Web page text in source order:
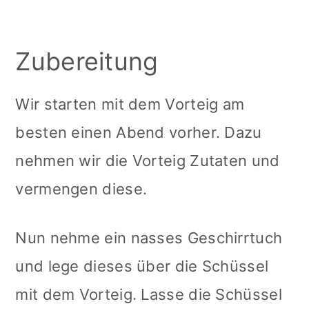
Zubereitung
Wir starten mit dem Vorteig am
besten einen Abend vorher. Dazu
nehmen wir die Vorteig Zutaten und
vermengen diese.
Nun nehme ein nasses Geschirrtuch
und lege dieses über die Schüssel
mit dem Vorteig. Lasse die Schüssel